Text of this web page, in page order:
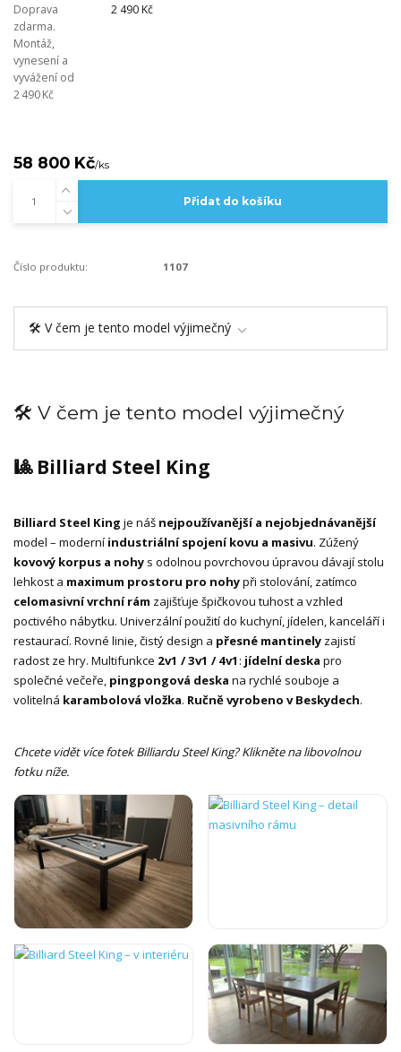
Doprava
zdarma.
Montáž,
vynesení a
vyvážení od
2 490 Kč
2 490 Kč
58 800 Kč/ks
Přidat do košíku
Číslo produktu: 1107
🛠️ V čem je tento model výjimečný
🛠️ V čem je tento model výjimečný
🎱 Billiard Steel King
Billiard Steel King je náš nejpoužívanější a nejobjednávanější
model – moderní industriální spojení kovu a masivu. Zúžený
kovový korpus a nohy s odolnou povrchovou úpravou dávají stolu
lehkost a maximum prostoru pro nohypři stolování, zatímco
celomasivní vrchní rám zajišťuje špičkovou tuhost a vzhled
poctivého nábytku. Univerzální použití do kuchyní, jídelen, kanceláří i
restaurací. Rovné linie, čistý design a přesné mantinely zajistí
radost ze hry. Multifunkce 2v1 / 3v1 / 4v1 : jídelní deska pro
společné večeře, pingpongová deska na rychlé souboje a
volitelná karambolová vložka. Ručně vyrobeno v Beskydech.
Chcete vidět více fotek Billiardu Steel King? Klikněte na libovolnou
fotku níže.